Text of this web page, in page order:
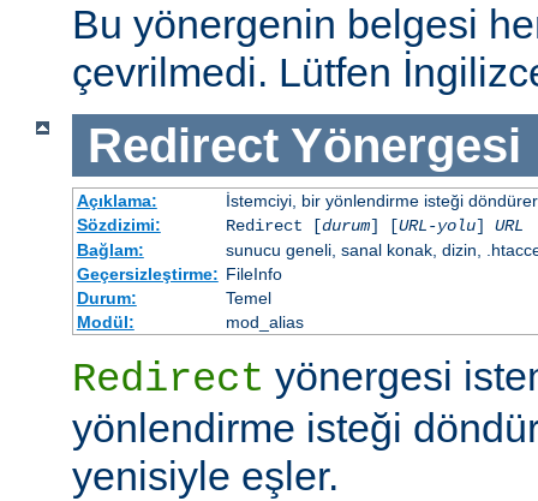
Bu yönergenin belgesi
çevrilmedi. Lütfen
Redirect Yönergesi
Açıklama:
İstemciyi, bir yönlendirme isteği
Sözdizimi:
Redirect [durum] [URL-yolu] URL
Bağlam:
sunucu geneli, sanal konak, dizin,
Geçersizleştirme: FileInfo
Durum:
Temel
Modül:
mod_alias
Redirect yönergesi
yönlendirme isteği
yenisiyle eşler.